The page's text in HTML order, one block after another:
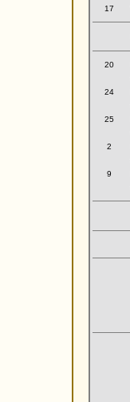
17
20
24
25
2
9